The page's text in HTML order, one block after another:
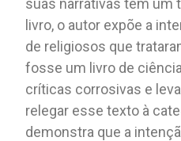
suas narrativas têm um
livro, o autor expõe a
de religiosos que
fosse um livro de
críticas corrosivas e
relegar esse texto à
demonstra que a